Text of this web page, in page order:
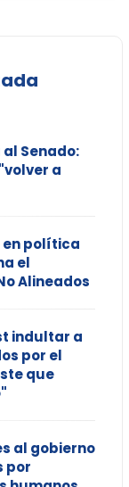
al Senado:
a
política
el
Alineados
indultar a
por el
que
al gobierno
por